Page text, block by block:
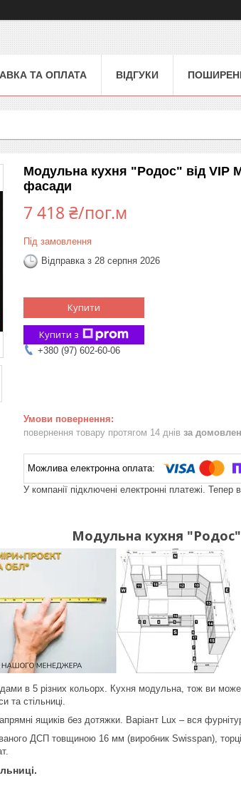
ТА ОПЛАТА ВІДГУКИ
Модульна кухня "Родос" від VIP
фасади
7 418 ₴/пог.м
Під замовлення
Відправка з 28 серпня 2026
Купити
Купити з
+380 (97) 602-60-06
повернення товару протягом 14 днів за
У компанії підключені електронні платежі.
Модульна кухня "Родос"
в 5 різних кольорх. Кухня модульна, тож ви
та стільниці.
ящиків без дотяжки. Варіант Lux – вся
ДСП товщиною 16 мм (виробник Swisspan),